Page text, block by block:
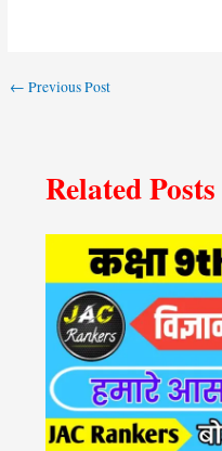
← Previous Post
Related Posts